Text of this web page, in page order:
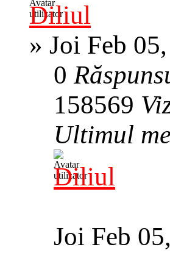
Diliul
» Joi Feb
0
158569
Ultimul
Diliul
Joi Feb